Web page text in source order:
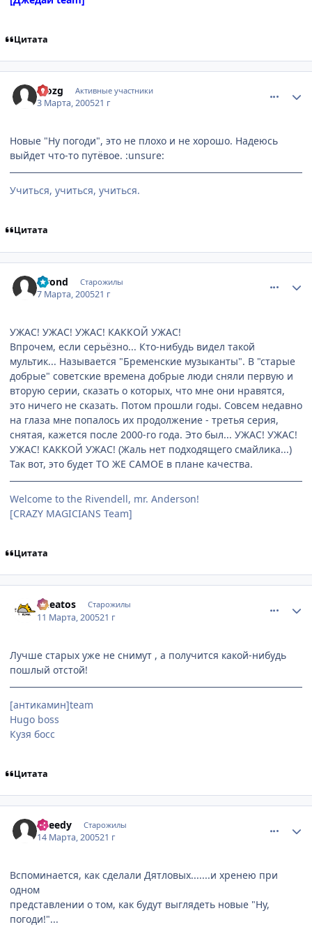
Цитата
Mozg Активные участники
3 Марта, 200521 г
Новые "Ну погоди", это не плохо и не хорошо. Надеюсь
выйдет что-то путёвое. :unsure:
Учиться, учиться, учиться.
Цитата
Elrond Старожилы
7 Марта, 200521 г
УЖАС! УЖАС! УЖАС! КАККОЙ УЖАС!
Впрочем, если серьёзно... Кто-нибудь видел такой
мультик... Называется "Бременские музыканты". В "старые
добрые" советские времена добрые люди сняли первую и
вторую серии, сказать о которых, что мне они нравятся,
это ничего не сказать. Потом прошли годы. Совсем недавно
на глаза мне попалось их продолжение - третья серия,
снятая, кажется после 2000-го года. Это был... УЖАС! УЖАС!
УЖАС! КАККОЙ УЖАС! (Жаль нет подходящего смайлика...)
Так вот, это будет ТО ЖЕ САМОЕ в плане качества.
Welcome to the Rivendell, mr. Anderson!
[CRAZY MAGICIANS Team]
Цитата
Cheatos Старожилы
11 Марта, 200521 г
Лучше старых уже не снимут , а получится какой-нибудь
пошлый отстой!
[антикамин]team
Hugo boss
Кузя босс
Цитата
Speedy Старожилы
14 Марта, 200521 г
Вспоминается, как сделали Дятловых.......и хренею при
одном
представлении о том, как будут выглядеть новые "Ну,
погоди!"...